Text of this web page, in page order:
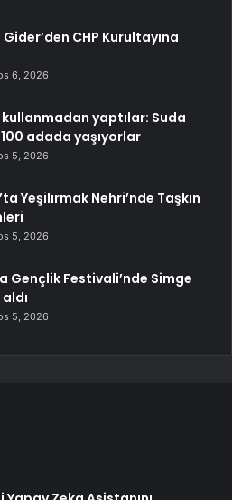
CHP Kurultayına
6, 2026
yaptılar: Suda
adada yaşıyorlar
5, 2026
Yeşilırmak Nehri’nde Taşkın
5, 2026
Gençlik Festivali’nde Simge
5, 2026